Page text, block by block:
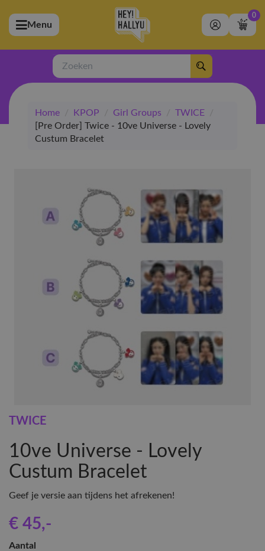
(Artiesten)
(Merchandise)
(Exclusive)
(Winkel)
Menu
0
Zoeken
Home / KPOP / Girl Groups / TWICE
/
[Pre Order] Twice - 10ve Universe - Lovely
Custum Bracelet
TWICE
10ve Universe - Lovely
Custum Bracelet
Geef je versie aan tijdens het afrekenen!
€ 45,-
Aantal